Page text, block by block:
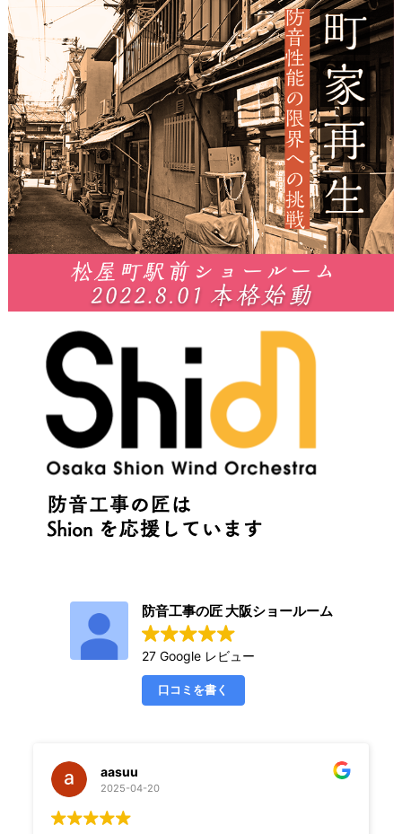
防音工事の匠 大阪ショールーム
27 Google レビュー
口コミを書く
aasuu
2025-04-20